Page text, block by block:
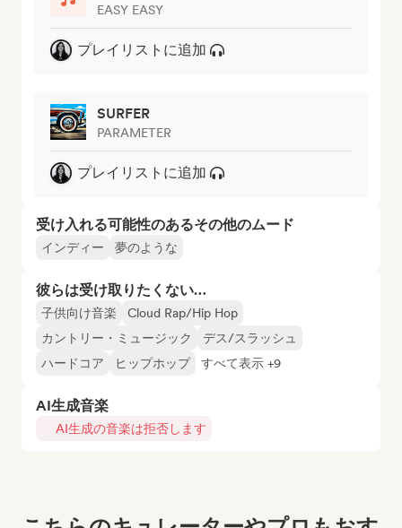
EASY EASY
プレイリストに追加
SURFER
PARAMETER
プレイリストに追加
受け入れる可能性のあるその他のムード
インディー 夢のような
彼らは受け取りたくない…
子供向け音楽
Cloud Rap/Hip Hop
カントリー・ミュージック
デス/スラッシュ
ハードコア
ヒップホップ すべて表示 +9
AI生成音楽
AI生成の音楽は拒否します